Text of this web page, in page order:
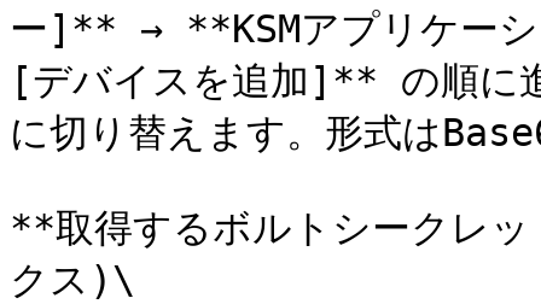
ー]** → **KSMアプリケ
[デバイスを追加]** の順
に切り替えます。形式は
**取得するボルトシークレ
クス)\